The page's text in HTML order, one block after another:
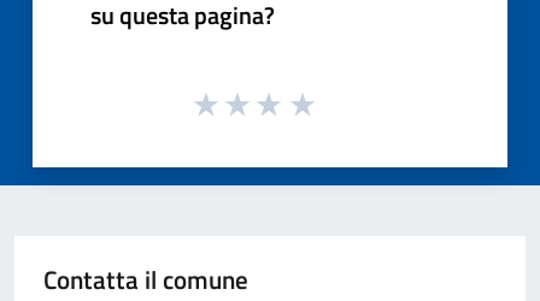
su questa pagina?
Contatta il comune